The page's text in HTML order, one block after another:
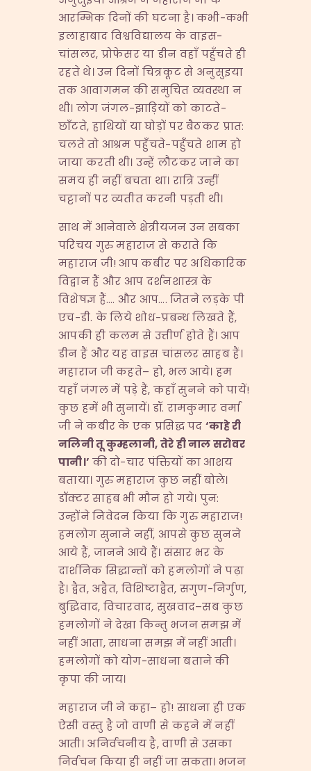
आरम्भिक दिनों की घटना है। कभी-कभी
इलाहाबाद विश्वविद्यालय के वाइस-
चांसलर, प्रोफेसर या डीन वहाँ पहुँचते ही
रहते थे। उन दिनों चित्रकूट से अनुसुइया
तक आवागमन की समुचित व्यवस्था न
थी। लोग जंगल-झाड़ियों को काटते-
छाँटते, हाथियों या घोड़ों पर बैठकर प्रात:
चलते तो आश्रम पहुँचते-पहुँचते शाम हो
जाया करती थी। उन्हें लौटकर जाने का
समय ही नहीं बचता था। रात्रि उन्हीं
चट्टानों पर व्यतीत करनी पड़ती थी।
साथ में आनेवाले क्षेत्रीयजन उन सबका
परिचय गुरु महाराज से कराते कि
महाराज जी! आप कबीर पर अधिकारिक
विद्वान हैं और आप दर्शनशास्त्र के
विशेषज्ञ हैं…. और आप…. जितने लड़के पी
एच-डी. के लिये शोध-प्रबन्ध लिखते हैं,
आपकी ही कलम से उत्तीर्ण होते हैं। आप
डीन हैं और यह वाइस चांसलर साहब हैं।
महाराज जी कहते– हो, भल आये। हम
यहाँ जंगल में पड़े हैं, कहाँ सुनने को पायें!
कुछ हमें भी सुनायें। डॉ. रामकुमार वर्मा
जी ने कबीर के एक प्रसिद्ध पद‘काहे री
नलिनी तू कुम्हलानी,तेरे ही नाल सरोवर
पानी।’ की दो-चार पंक्तियों का आशय
बताया। गुरु महाराज कुछ नहीं बोले।
डॉक्टर साहब भी मौन हो गये। पुन:
उन्होंने निवेदन किया कि गुरु महाराज!
हमलोग सुनाने नहीं, आपसे कुछ सुनने
आये हैं, जानने आये हैं। संसार भर के
दार्शनिक सिद्धान्तों को हमलोगों ने पढ़ा
है। द्वैत, अद्वैत, विशिष्टाद्वैत, सगुण-निर्गुण,
बुद्धिवाद, विचारवाद, सुखवाद–सब कुछ
हमलोगों ने देखा किन्तु भजन समझ में
नहीं आता, साधना समझ में नहीं आती।
हमलोगों को योग-साधना बताने की
कृपा की जाय।
महाराज जी ने कहा– हो! साधना ही एक
ऐसी वस्तु है जो वाणी से कहने में नहीं
आती। अनिर्वचनीय है, वाणी से उसका
निर्वचन किया ही नहीं जा सकता। भजन